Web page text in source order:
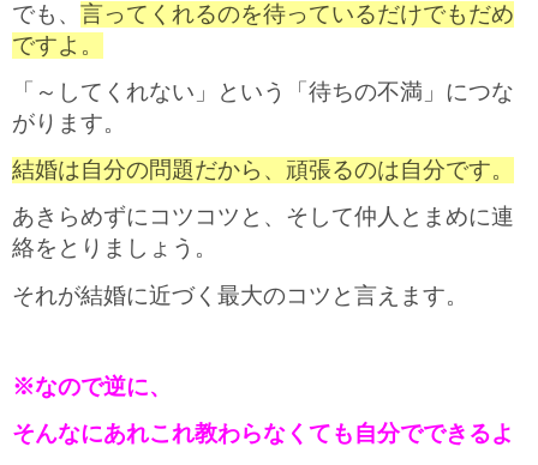
でも、 言ってくれるのを待っているだけでもだめ
ですよ。
「～してくれない」という「待ちの不満」につな
がります。
結婚は自分の問題だから、頑張るのは自分です。
あきらめずにコツコツと、そして仲人とまめに連
絡をとりましょう。
それが結婚に近づく最大のコツと言えます。
※なので逆に、
そんなにあれこれ教わらなくても自分でできるよ